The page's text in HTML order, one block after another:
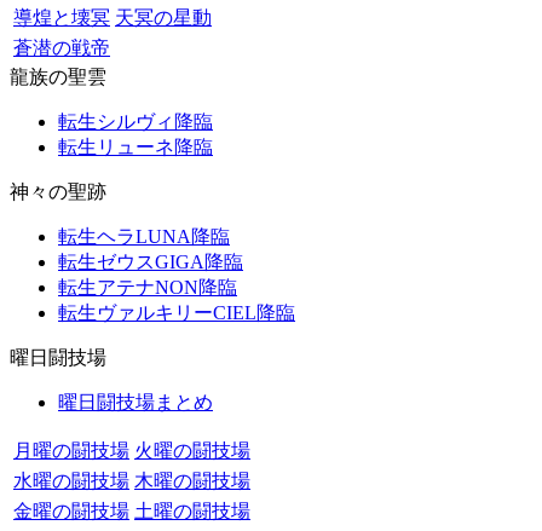
導煌と壊冥 天冥の星動
蒼潜の戦帝
龍族の聖雲
転生シルヴィ降臨
転生リューネ降臨
神々の聖跡
転生ヘラLUNA降臨
転生ゼウスGIGA降臨
転生アテナNON降臨
転生ヴァルキリーCIEL降臨
曜日闘技場
曜日闘技場まとめ
月曜の闘技場 火曜の闘技場
水曜の闘技場 木曜の闘技場
金曜の闘技場 土曜の闘技場